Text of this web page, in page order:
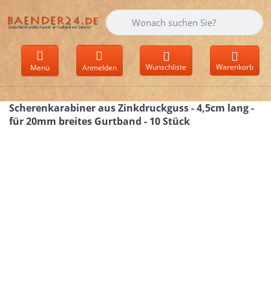
Geben Sie einen Suchbegriff ein.
Menü Anmelden Wunschliste Warenkorb
Scherenkarabiner aus Zinkdruckguss - 4,5cm lang -
für 20mm breites Gurtband - 10 Stück